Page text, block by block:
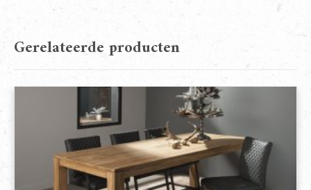
Gerelateerde producten